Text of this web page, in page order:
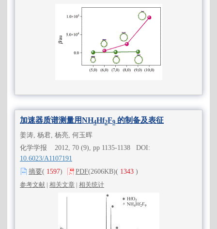
加速器质谱测量用NH4Hf2F9 的制备及表征
姜涛, 杨君, 杨亮, 何玉晖
化学学报 2012, 70 (9), pp 1135-1138 DOI:
10.6023/A1107191
摘要( 1597) PDF(2606KB)( 1343 )
参考文献 | 相关文章 | 相关统计